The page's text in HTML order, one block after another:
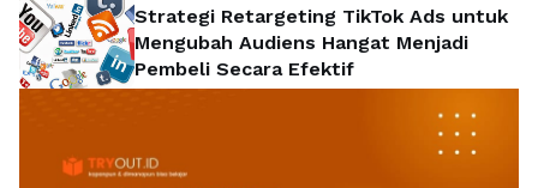
Strategi Retargeting TikTok Ads untuk
Mengubah Audiens Hangat Menjadi
Pembeli Secara Efektif